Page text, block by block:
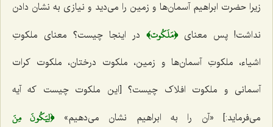
زیرا حضرت ابراهیم آسمان‌ها و زمین را می‌دید و نیازی به نشان دادن
نداشت! پس معنای﴿مَلَكُوت﴾ در اینجا چیست؟ معنای ملکوتِ
اشیاء، ملکوتِ آسمان‌ها و زمین، ملکوت درختان، ملکوت کرات
آسمانی و ملکوت افلاک چیست؟ [این ملکوت چیست که آیه
می‌فرماید:] «آن را به ابراهیم نشان می‌دهیم»﴿لِيَكُونَ مِنَ